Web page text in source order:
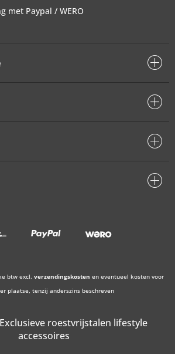
met Paypal / WERO
btw excl. verzendingskosten en eventueel kosten voor
plaatse, tenzij anderszins beschreven
roestvrijstalen lifestyle
accessoires